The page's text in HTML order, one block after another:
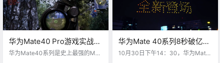
华为Mate40 Pro游戏实战：
麒麟9000优于骁龙865
华为Mate40系列是史上最强的Mat
华为Mate 40系列8秒破亿！
京东百架无人机摆阵庆祝
10月30日下午14：30，华为Mate